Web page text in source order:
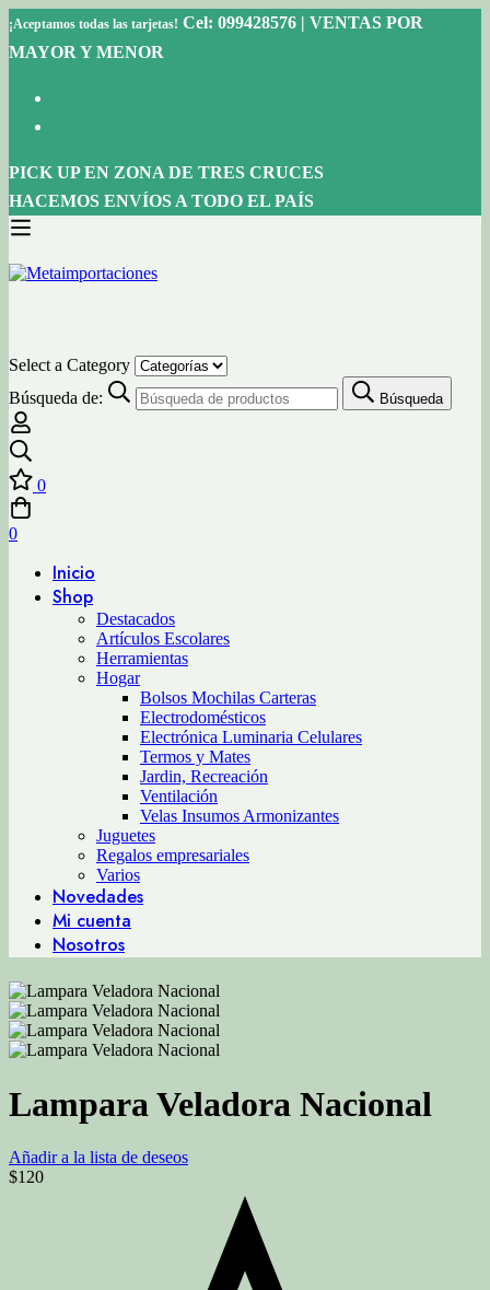
¡Aceptamos todas las tarjetas! Cel: 099428576 | VENTAS POR
MAYOR Y MENOR
PICK UP EN ZONA DE TRES CRUCES
HACEMOS ENVÍOS A TODO EL PAÍS
Select a Category
Búsqueda de:
Búsqueda
0
0
Inicio
Shop
Destacados
Artículos Escolares
Herramientas
Hogar
Bolsos Mochilas Carteras
Electrodomésticos
Electrónica Luminaria Celulares
Termos y Mates
Jardin, Recreación
Ventilación
Velas Insumos Armonizantes
Juguetes
Regalos empresariales
Varios
Novedades
Mi cuenta
Nosotros
Lampara Veladora Nacional
Añadir a la lista de deseos
$120